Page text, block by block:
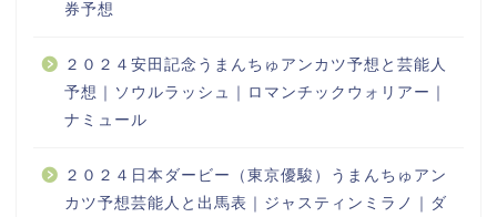
券予想
２０２４安田記念うまんちゅアンカツ予想と芸能人
予想｜ソウルラッシュ｜ロマンチックウォリアー｜
ナミュール
２０２４日本ダービー（東京優駿）うまんちゅアン
カツ予想芸能人と出馬表｜ジャスティンミラノ｜ダ